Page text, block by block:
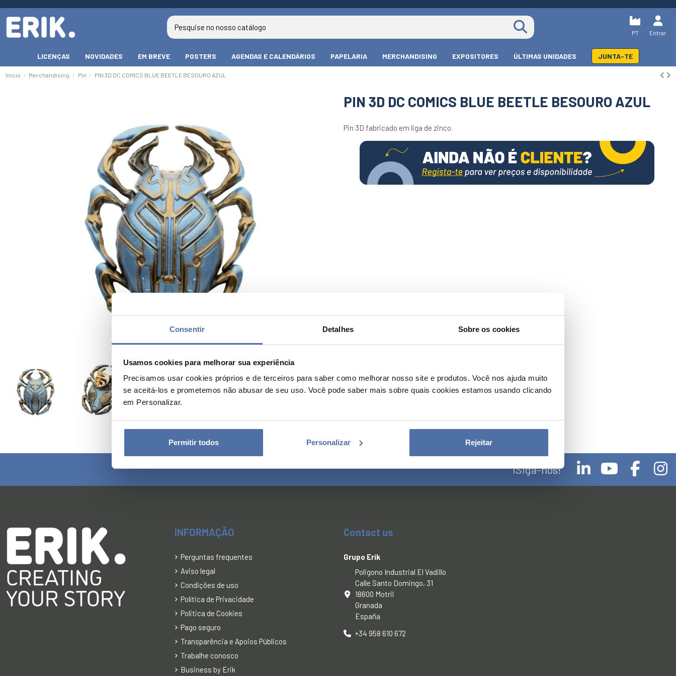
Consentir Detalhes Sobre os cookies
Usamos cookies para melhorar sua experiência
Precisamos usar cookies próprios e de terceiros para saber como melhorar nosso site e produtos. Você nos ajuda muito
se aceitá-los e prometemos não abusar de seu uso. Você pode saber mais sobre quais cookies estamos usando clicando
em Personalizar.
Rejeitar
Personalizar
Permitir todos
PT Entrar
LICENÇAS NOVIDADES EM BREVE POSTERS AGENDAS E CALENDÁRIOS PAPELARIA MERCHANDISING EXPOSITORES ÚLTIMAS UNIDADES JUNTA-TE
Início Merchandising Pin PIN 3D DC COMICS BLUE BEETLE BESOURO AZUL
PIN 3D DC COMICS BLUE BEETLE BESOURO AZUL
Pin 3D fabricado em liga de zinco.
¡Siga-nos!
INFORMAÇÃO
Perguntas frequentes
Aviso legal
Condições de uso
Política de Privacidade
Politica de Cookies
Pago seguro
Transparência e Apoios Públicos
Trabalhe conosco
Business by Erik
Contact us
Grupo Erik
Poligono Industrial El Vadillo
Calle Santo Domingo, 31
18600 Motril
Granada
España
+34 958 610 672